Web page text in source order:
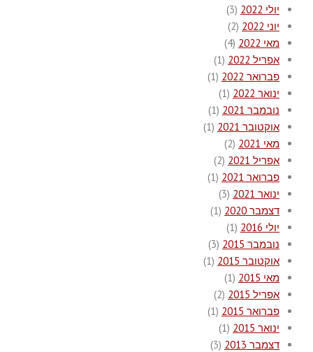
יולי 2022
(3)
יוני 2022
(2)
מאי 2022
(4)
אפריל 2022
(1)
פברואר 2022
(1)
ינואר 2022
(1)
נובמבר 2021
(1)
אוקטובר 2021
(1)
מאי 2021
(2)
אפריל 2021
(2)
פברואר 2021
(1)
ינואר 2021
(3)
דצמבר 2020
(1)
יולי 2016
(1)
נובמבר 2015
(3)
אוקטובר 2015
(1)
מאי 2015
(1)
אפריל 2015
(2)
פברואר 2015
(1)
ינואר 2015
(1)
דצמבר 2013
(3)